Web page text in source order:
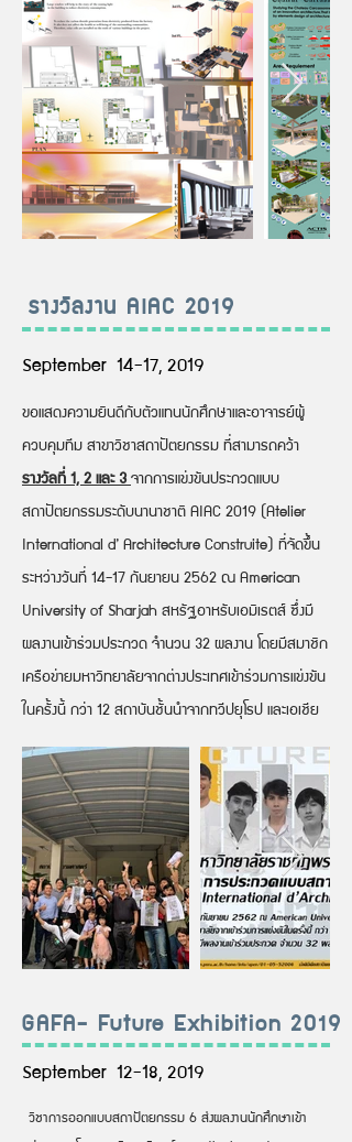
รางวัลงาน AIAC 2019
September 14-17, 2019
ขอแสดงความยินดีกับตัวแทนนักศึกษาและอาจารย์ผู้
ควบคุมทีม สาขาวิชาสถาปัตยกรรม ที่สามารถคว้า
รางวัลที่ 1, 2 และ 3จากการแข่งขันประกวดแบบ
สถาปัตยกรรมระดับนานาชาติ AIAC 2019 (Atelier
International d’ Architecture Construite) ที่จัดขึ้น
ระหว่างวันที่ 14-17 กันยายน 2562 ณ American
University of Sharjah สหรัฐอาหรับเอมิเรตส์ ซึ่งมี
ผลงานเข้าร่วมประกวด จำนวน 32 ผลงาน โดยมีสมาชิก
เครือข่ายมหาวิทยาลัยจากต่างประเทศเข้าร่วมการแข่งขัน
ในครั้งนี้ กว่า 12 สถาบันชั้นนำจากทวีปยุโรป และเอเชีย
GAFA- Future Exhibition 2019
September 12-18, 2019
วิชาการออกแบบสถาปัตยกรรม 6 ส่งผลงานนักศึกษาเข้า